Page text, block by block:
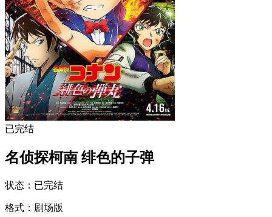
已完结
名侦探柯南 绯色的子弹
状态 ： 已完结
格式 ： 剧场版